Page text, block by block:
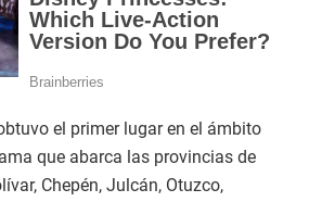
el primer lugar en el ámbito
que abarca las provincias de
Chepén, Julcán, Otuzco,